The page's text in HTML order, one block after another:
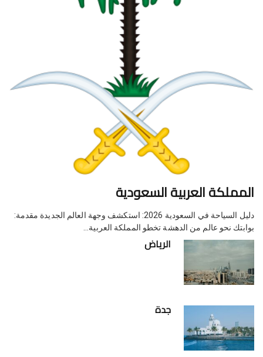
المملكة العربية السعودية
دليل السياحة في السعودية 2026: استكشف وجهة العالم الجديدة مقدمة:
بوابتك نحو عالم من الدهشة تخطو المملكة العربية…
الرياض
جدة